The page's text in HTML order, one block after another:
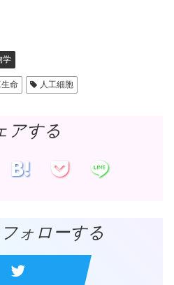
学
生命 人工細胞
アする
ォローする